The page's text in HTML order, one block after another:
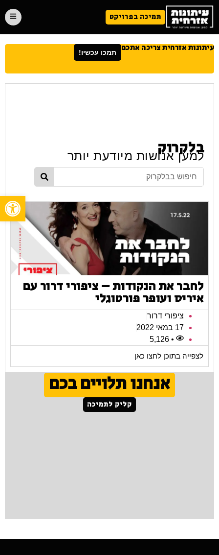
תמיכה בפרויקט
עיתונות אזרחית צריכה אתכם תמכו עכשיו!
בלקרוק
למען אנושות מיודעת יותר
לחבר את הנקודות – ציפורי דרור עם
איריס ועופר פורטוגלי
ציפורי דרור
17 במאי 2022
• 5,126
לצפייה בתוכן לחצו כאן
אנחנו תלויים בכם
קליק לתמיכה